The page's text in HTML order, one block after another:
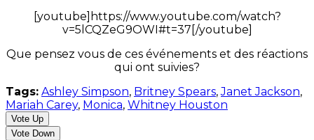
[youtube]https://www.youtube.com/watch?
v=5lCQZeG9OWI#t=37[/youtube]
Que pensez vous de ces événements et des réactions
qui ont suivies?
Tags: Ashley Simpson, Britney Spears,Janet Jackson,
Mariah Carey, Monica, Whitney Houston
Vote Up
Vote Down